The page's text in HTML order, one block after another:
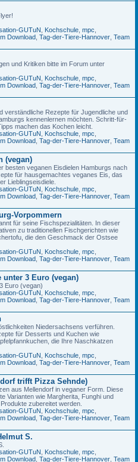
GUTuN Kochschule mpc
Download Tag-der-Tiere-Hannover Team
und Kritiken bitte im Forum unter
GUTuN Kochschule mpc
Download Tag-der-Tiere-Hannover Team
verständliche Rezepte für Jugendliche und
kennenlernen möchten. Schritt-für-
machen das Kochen leicht.
GUTuN Kochschule mpc
Download Tag-der-Tiere-Hannover Team
(vegan)
besten veganen Eisdielen Hamburgs nach
für hausgemachtes veganes Eis, das
Lieblingseisdiele.
GUTuN Kochschule mpc
Download Tag-der-Tiere-Hannover Team
Vorpommern
für seine Fischspezialitäten. In dieser
zu traditionellen Fischgerichten wie
die den Geschmack der Ostsee
GUTuN Kochschule mpc
Download Tag-der-Tiere-Hannover Team
unter 3 Euro (vegan)
Euro (vegan)
GUTuN Kochschule mpc
Download Tag-der-Tiere-Hannover Team
Niedersachsens verführen.
für Desserts und Kuchen wie
die Ihre Naschkatzen
GUTuN Kochschule mpc
Download Tag-der-Tiere-Hannover Team
trifft Pizza Sehnde)
aus Mellendorf in veganer Form. Diese
Varianten wie Margherita, Funghi und
zubereitet werden.
GUTuN Kochschule mpc
Download Tag-der-Tiere-Hannover Team
S.
GUTuN Kochschule mpc
Download Tag-der-Tiere-Hannover Team